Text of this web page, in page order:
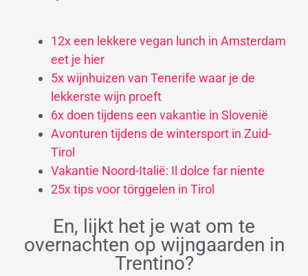
12x een lekkere vegan lunch in Amsterdam
eet je hier
5x wijnhuizen van Tenerife waar je de
lekkerste wijn proeft
6x doen tijdens een vakantie in Slovenië
Avonturen tijdens de wintersport in Zuid-
Tirol
Vakantie Noord-Italië: Il dolce far niente
25x tips voor törggelen in Tirol
En, lijkt het je wat om te
overnachten op wijngaarden in
Trentino?